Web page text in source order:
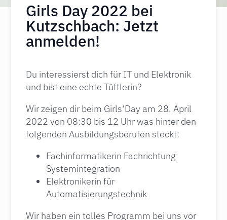
Girls Day 2022 bei
Kutzschbach: Jetzt
anmelden!
Du interessierst dich für IT und Elektronik
und bist eine echte Tüftlerin?
Wir zeigen dir beim Girls‘Day am 28. April
2022 von 08:30 bis 12 Uhr was hinter den
folgenden Ausbildungsberufen steckt:
Fachinformatikerin Fachrichtung
Systemintegration
Elektronikerin für
Automatisierungstechnik
Wir haben ein tolles Programm bei uns vor